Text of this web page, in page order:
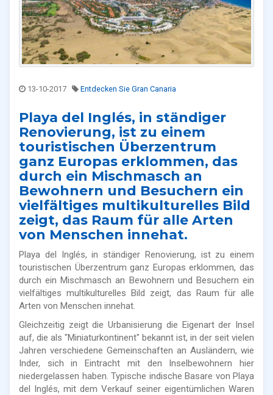
13-10-2017 Entdecken Sie Gran Canaria
Playa del Inglés, in ständiger
Renovierung, ist zu einem
touristischen Überzentrum
ganz Europas erklommen, das
durch ein Mischmasch an
Bewohnern und Besuchern ein
vielfältiges multikulturelles Bild
zeigt, das Raum für alle Arten
von Menschen innehat.
Playa del Inglés, in ständiger Renovierung, ist zu einem
touristischen Überzentrum ganz Europas erklommen, das
durch ein Mischmasch an Bewohnern und Besuchern ein
vielfältiges multikulturelles Bild zeigt, das Raum für alle
Arten von Menschen innehat.
Gleichzeitig zeigt die Urbanisierung die Eigenart der Insel
auf, die als "Miniaturkontinent" bekannt ist, in der seit vielen
Jahren verschiedene Gemeinschaften an Ausländern, wie
Inder, sich in Eintracht mit den Inselbewohnern hier
niedergelassen haben. Typische indische Basare von Playa
del Inglés, mit dem Verkauf seiner eigentümlichen Waren